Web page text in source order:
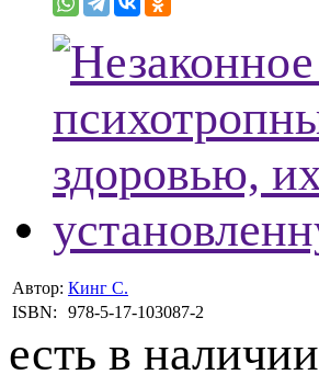
Автор: Кинг С.
ISBN:
978-5-17-103087-2
есть в наличии